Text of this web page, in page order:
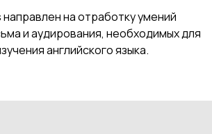
направлен на отработку умений
и аудирования, необходимых для
английского языка.